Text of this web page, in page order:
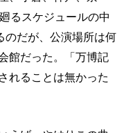
るスケジュールの中
のだが、公演場所は何
館だった。「万博記
れることは無かった